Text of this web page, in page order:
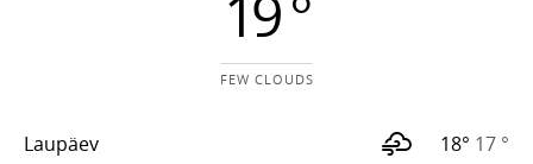
19 °
FEW CLOUDS
Laupäev 18° 17 °